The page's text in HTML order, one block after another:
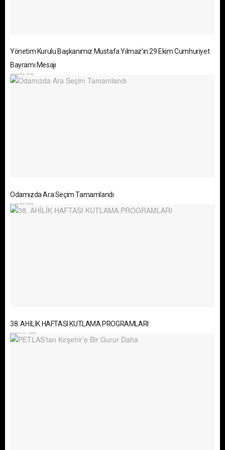
Yönetim Kurulu Başkanımız Mustafa Yılmaz’ın 29 Ekim Cumhuriyet
Bayramı Mesajı
28 EKIM 2025
Odamızda Ara Seçim Tamamlandı
11 EKIM 2025
38. AHİLİK HAFTASI KUTLAMA PROGRAMLARI
22 EYLÜL 2025